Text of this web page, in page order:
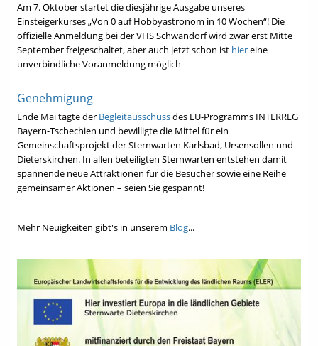
Am 7. Oktober startet die diesjährige Ausgabe unseres
Einsteigerkurses „Von 0 auf Hobbyastronom in 10 Wochen“! Die
offizielle Anmeldung bei der VHS Schwandorf wird zwar erst Mitte
September freigeschaltet, aber auch jetzt schon ist hiereine
unverbindliche Voranmeldung möglich
Genehmigung
Ende Mai tagte der Begleitausschussdes EU-Programms INTERREG
Bayern-Tschechien und bewilligte die Mittel für ein
Gemeinschaftsprojekt der Sternwarten Karlsbad, Ursensollen und
Dieterskirchen. In allen beteiligten Sternwarten entstehen damit
spannende neue Attraktionen für die Besucher sowie eine Reihe
gemeinsamer Aktionen – seien Sie gespannt!
Mehr Neuigkeiten gibt's in unserem Blog...